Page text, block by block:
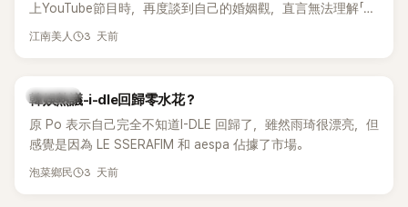
上YouTube節目時，再度談到自己的婚姻觀，直言無法理解「連
另一半的口臭、便便臭都要愛」這種說法，更大方表明自己是不
江南美人 3 天前
熱議討論
韓娛熱議-i-dle回歸零水花？
原 Po 表示自己完全不知道I-DLE 回歸了，雖然雨琦很漂亮，但
感覺是因為 LE SSERAFIM 和 aespa 佔據了市場。
泡菜鄉民 3 天前